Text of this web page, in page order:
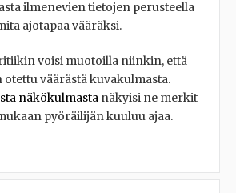
ilmenevien tietojen perusteella
ajotapaa vääräksi.
voisi muotoilla niinkin, että
otettu väärästä kuvakulmasta.
näkökulmasta näkyisi ne merkit
pyöräilijän kuuluu ajaa.